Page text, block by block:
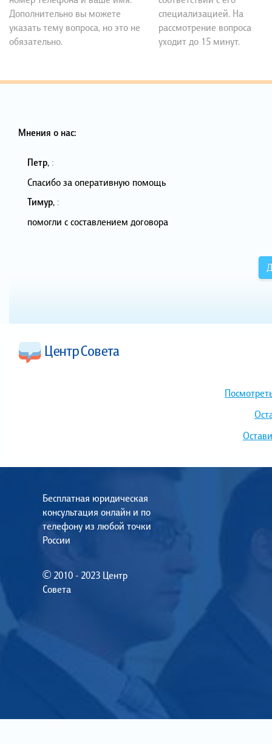
Дополнительно вы можете
указать тему вопроса, но это не
обязательно.
специализацией. На
рассмотрение вопроса
уходит до 15 минут.
Мнения о нас:
Петр, :
Спасибо за оперативную помощь
Тимур, :
помогли с составлением договора
Бесплатная юридическая
консультация онлайн и по
телефону из любой точки
России
© 2010 - 2023 Центр
Совета